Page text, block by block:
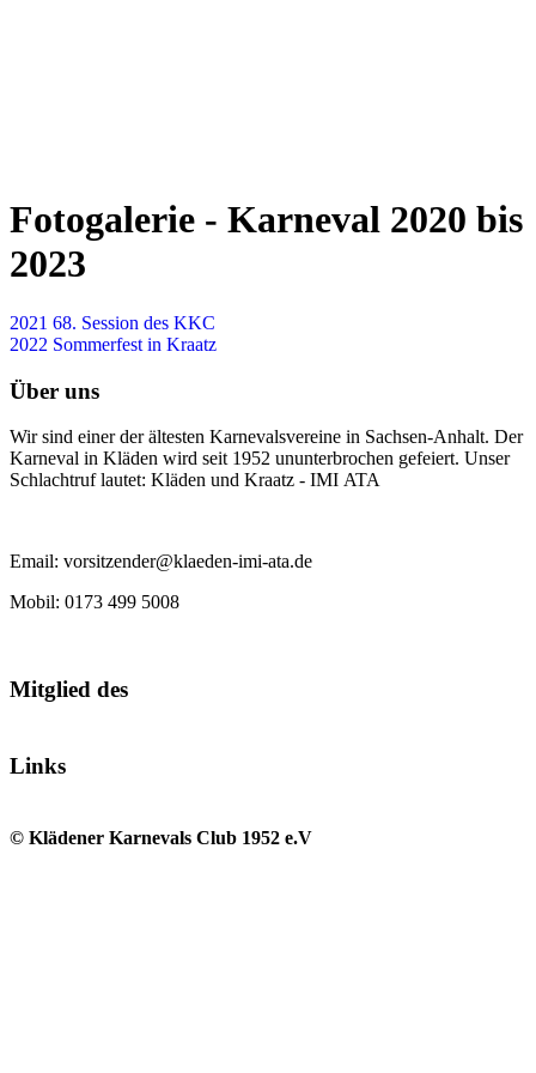
Fotogalerie - Karneval 2020 bis
2023
2021 68. Session des KKC
2022 Sommerfest in Kraatz
Über uns
Wir sind einer der ältesten Karnevalsvereine in Sachsen-Anhalt. Der
Karneval in Kläden wird seit 1952 ununterbrochen gefeiert. Unser
Schlachtruf lautet: Kläden und Kraatz - IMI ATA
Email: vorsitzender@klaeden-imi-ata.de
Mobil: 0173 499 5008
Mitglied des
Links
© Klädener Karnevals Club 1952 e.V